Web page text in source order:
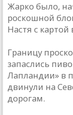
Жарко было,
роскошной
Настя с
Границу
запаслись
Лапландии» в
двинули на
дорогам.